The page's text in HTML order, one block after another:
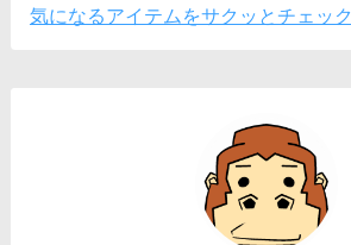
気になるアイテムをサクッとチェック